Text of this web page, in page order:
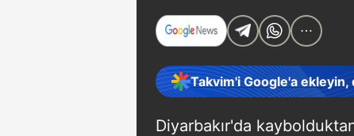
Takvim'i Google'a ekleyin,
Diyarbakır'da